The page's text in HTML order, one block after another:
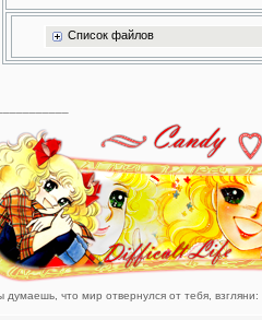
Список файлов
думаешь, что мир отвернулся от тебя, взгляни: